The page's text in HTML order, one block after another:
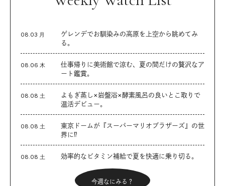
08.03 月
ゲレンデでお馴染みの高原を上空から眺めてみ
る。
08.06 木
仕事帰りに美術館で涼む、夏の間だけの贅沢なア
ート鑑賞。
08.08 土
よもぎ蒸し×岩盤浴×酵素風呂の良いとこ取りで
温活デビュー。
08.08 土
東京ドームが『スーパーマリオブラザーズ』の世
界に⁉︎
08.08 土 効率的なビタミン補給で夏を快適に乗り切る。
今週なにみる？